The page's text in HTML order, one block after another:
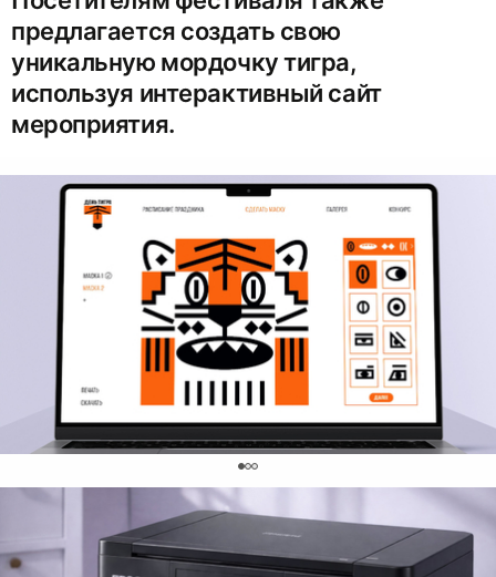
предлагается создать свою
уникальную мордочку тигра,
используя интерактивный сайт
мероприятия.